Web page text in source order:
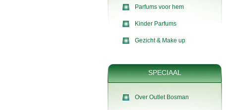
Parfums voor hem
Kinder Parfums
Gezicht & Make up
SPECIAAL
Over Outlet Bosman